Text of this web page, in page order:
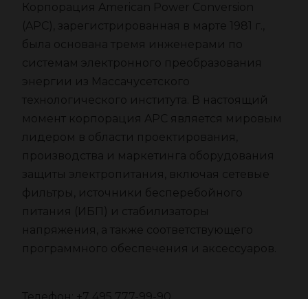
Корпорация American Power Conversion
(APC), зарегистрированная в марте 1981 г.,
была основана тремя инженерами по
системам электронного преобразования
энергии из Массачусетского
технологического института. В настоящий
момент корпорация APC является мировым
лидером в области проектирования,
производства и маркетинга оборудования
защиты электропитания, включая сетевые
фильтры, источники бесперебойного
питания (ИБП) и стабилизаторы
напряжения, а также соответствующего
программного обеспечения и аксессуаров.